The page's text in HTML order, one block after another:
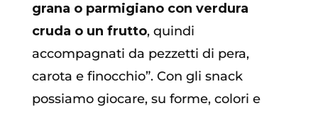
grana o parmigiano con verdura
cruda o un frutto, quindi
accompagnati da pezzetti di pera,
carota e finocchio”. Con gli snack
possiamo giocare, su forme, colori e